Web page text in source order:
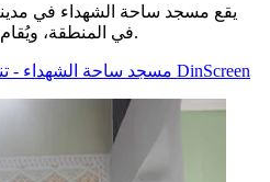
يقع مسجد ساحة الشهداء في
في المنطقة، ويُقام فيه الصلوات الخمس والجمعة.
مسجد ساحة الشهداء - DinScreen